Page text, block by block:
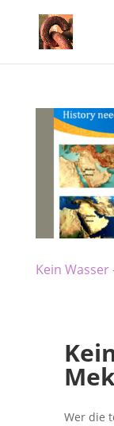
Kein Wasser
Wer die